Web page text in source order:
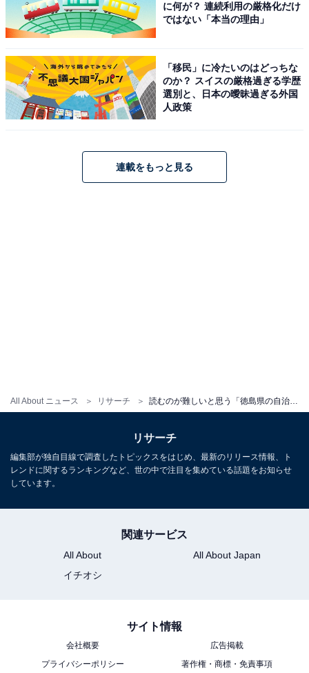
All About ニュース リサーチ
こちらもおすすめ
読むのが難しいと思う「福岡県の自治体」ラン
に何が？ 連続利用の厳格化だけ
ではない「本当の理由」
「移民」に冷たいのはどっちな
のか？ スイスの厳格過ぎる学歴
選別と、日本の曖昧過ぎる外国
人政策
連載をもっと見る
リサーチ
編集部が独自目線で調査したトピックスをはじめ、最新のリリース情報、ト
レンドに関するランキングなど、世の中で注目を集めている話題をお知らせ
しています。
関連サービス
All About
All About Japan
イチオシ
サイト情報
会社概要
広告掲載
プライバシーポリシー
著作権・商標・免責事項